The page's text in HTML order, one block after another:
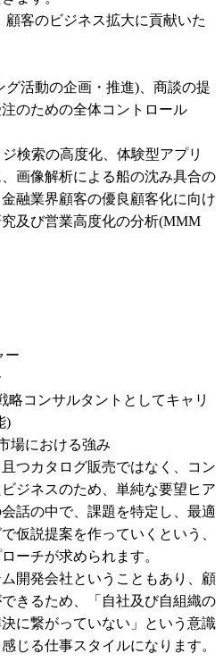
客のビジネス拡大に貢献いた
グ活動の企画・推進)、商談の提
のための全体コントロール
検索の高度化、体験型アプリ
画像解析による船の沈み具合の
融業界顧客の優良顧客化に向け
及び営業高度化の分析(MMM
ー
略コンサルタントとしてキャリ
)
場における強み
つカタログ販売ではなく、コン
ジネスのため、単純な要望ヒア
話の中で、課題を特定し、最適
仮説提案を作っていくという、
ーチが求められます。
開発会社ということもあり、顧
きるため、「自社及び自組織の
に繋がっていない」という意識
じる仕事スタイルになります。